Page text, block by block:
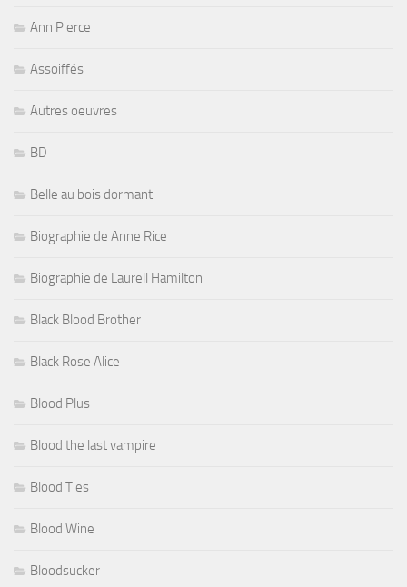
Ann Pierce
Assoiffés
Autres oeuvres
BD
Belle au bois dormant
Biographie de Anne Rice
Biographie de Laurell Hamilton
Black Blood Brother
Black Rose Alice
Blood Plus
Blood the last vampire
Blood Ties
Blood Wine
Bloodsucker